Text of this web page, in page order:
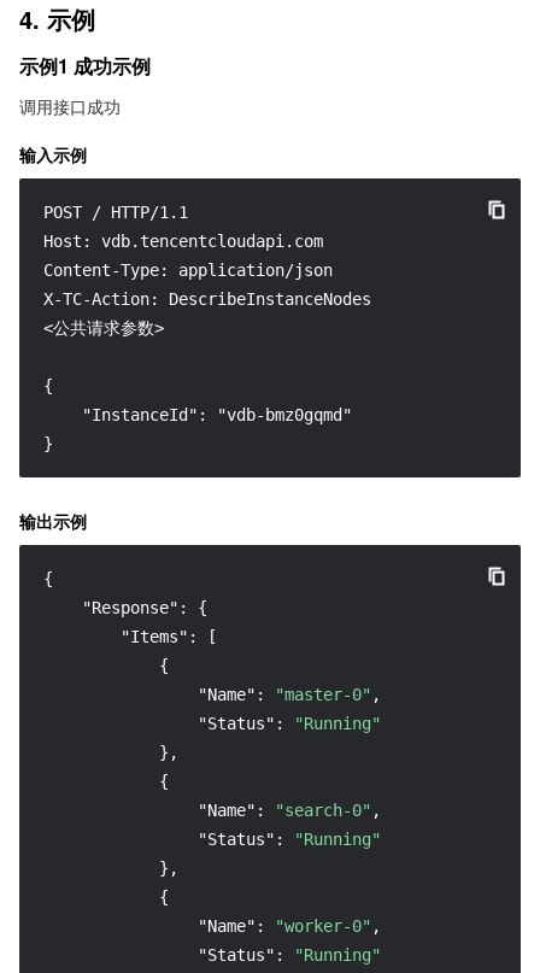
4. 示例
示例1 成功示例
调用接口成功
输入示例
POST / HTTP/1.1
Host: vdb.tencentcloudapi.com
Content-Type: application/json
X-TC-Action: DescribeInstanceNodes
<公共请求参数>
{
    "InstanceId": "vdb-bmz0gqmd"
}
输出示例
{
"Response" :
{
"Items" :
[
{
"Name" : "master-0" ,
"Status" :
"Running"
} ,
{
"Name" : "search-0" ,
"Status" :
"Running"
} ,
{
"Name" : "worker-0" ,
"Status" : "Running"